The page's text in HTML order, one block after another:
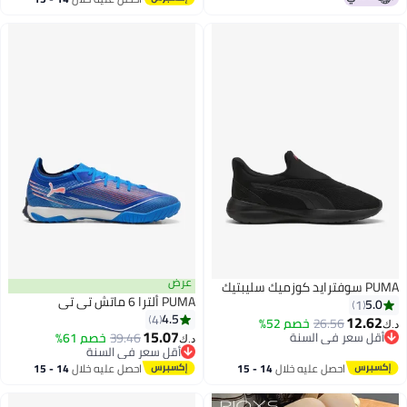
مقاومة للصدمات، أحذية العشب
PUMA سوفتراید كوزميك سليبتيك
5.0
1
د.ك‏12.62
26.56خصم 52%
أقل سعر في السنة
أقل سعر في السنة
احصل عليه خلال 14 - 15
عرض
PUMA ألترا 6 ماتش تي تي
4.5
4
د.ك‏15.07
39.46خصم 61%
أقل سعر في السنة
أقل سعر في السنة
احصل عليه خلال 14 - 15